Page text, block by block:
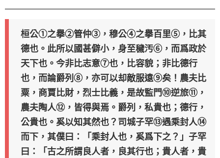
桓公①之擧②管仲③，穆公④之擧百里⑤，比其
德也。此所以國甚僻小，身至穢汚⑥，而爲政於
天下也。今非比志意⑦也，比容貌；非比德行
也，而論爵列⑧，亦可以却敵服遠⑨矣！農夫比
粟，商賈比財，烈士比義，是故監門⑩逆旅⑪，
農夫陶人⑫，皆得與焉。爵列，私貴也；德行，
公貴也。奚以知其然也？司城子罕⑬遇乘封人⑭
而下，其僕曰：「乘封人也，奚爲下之？」子罕
曰：「古之所謂良人者，良其行也；貴人者，貴